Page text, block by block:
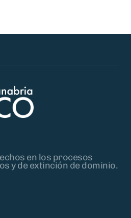
en los procesos
y de extinción de dominio.